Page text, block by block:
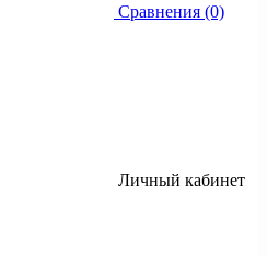
Сравнения (0)
Личный кабинет